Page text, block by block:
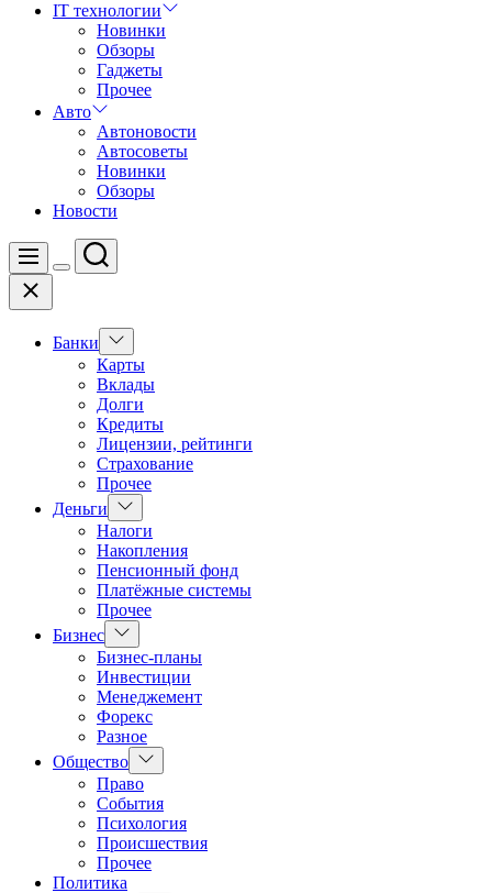
IT технологии
Новинки
Обзоры
Гаджеты
Прочее
Авто
Автоновости
Автосоветы
Новинки
Обзоры
Новости
Меню
Цвет
Поиск
Закрыть
Банки
Показать
подменю
Карты
Вклады
Долги
Кредиты
Лицензии, рейтинги
Страхование
Прочее
Деньги
Показать
подменю
Налоги
Накопления
Пенсионный фонд
Платёжные системы
Прочее
Бизнес Показать
подменю
Бизнес-планы
Инвестиции
Менеджемент
Форекс
Разное
Общество Показать
подменю
Право
События
Психология
Происшествия
Прочее
Политика